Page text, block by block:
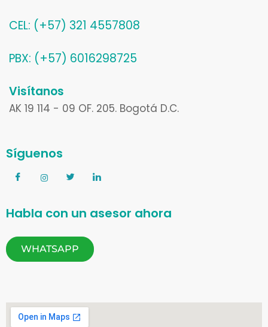
CEL: (+57) 321 4557808
PBX: (+57) 6016298725
Visítanos
AK 19 114 - 09 OF. 205. Bogotá D.C.
Síguenos
Habla con un asesor ahora
WHATSAPP